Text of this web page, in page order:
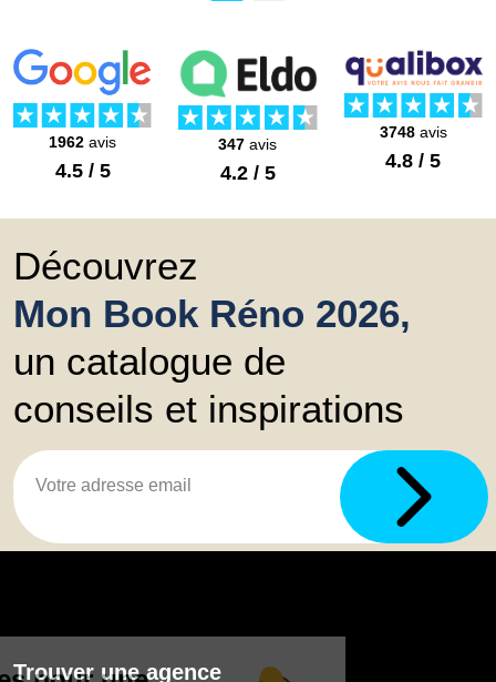
1962 avis
4.5 / 5
347 avis
4.2 / 5
3748avis
4.8 / 5
Découvrez
Mon Book Réno 2026,
un catalogue de
conseils et inspirations
Trouver une agence